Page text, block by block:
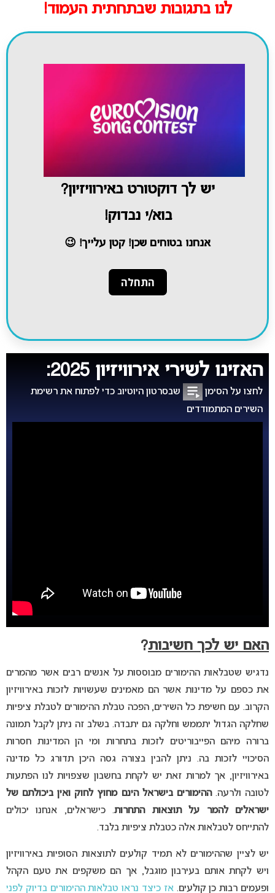
לנו בתגובות שבתחתית העמוד!
יש לך דוקטורט באירוויזיון?
בוא/י נבדוק!
אנחנו בטוחים שכן! קטן עלייך! 😉
האזינו לשירי אירוויזיון 2025:
לחצו על הסימן
שבסרטון היוטיוב כדי לפתוח את רשימת
השירים המתמודדים
האם יש לכך חשיבות?
נדגיש שטבלאות ההימורים מבוססות על אנשים רבים אשר מהמרים
את כספם על מדינות אשר הם מאמינים שעשויות לזכות באירוויזיון
הקרוב. עם חשיפת כל השירים, הפכה טבלת ההימורים לטבלת ציפיות
שחלקה הגדול יתממש וחלקה גם יתבדה. בשלב זה ניתן לקבל תמונה
ברורה מיהם הפייבוריטים לזכות בתחרות ומי הן המדינות חסרות
הסיכויי לזכות בה. ניתן להבין בצורה גסה היכן תדורג כל מדינה
באירוויזיון, אך למרות זאת יש לקחת בחשבון שצפויות לנו הפתעות
לטובה ולרעה.ההימורים בישראל הינם מחוץ לחוק ואין ביכולתם של
ישראלים להמר על תוצאות התחרות. כישראלים, אנחנו יכולים
להתייחס לטבלאות אלה כטבלת ציפיות בלבד.
יש לציין שההימורים לא תמיד קולעים לתוצאות הסופיות באירוויזיון
ויש לקחת אותם בעירבון מוגבל, אך הם משקפים את טעם הקהל
ופעמים רבות כן קולעים.אז כיצד נראו טבלאות ההימורים בדיוק לפני